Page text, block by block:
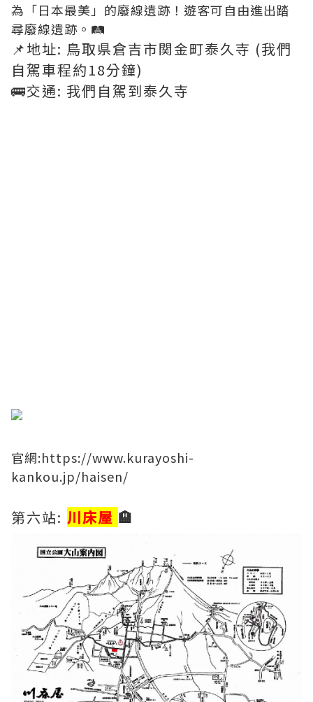
​為「日本最美」的廢線遺跡！遊客可自由進出踏
尋廢線遺跡。🛤
📌地址: 鳥取県倉吉市関金町泰久寺 (我們
自駕車程約18分鐘)
🚌交通: 我們自駕到泰久寺
​官網:https://www.kurayoshi-
kankou.jp/haisen/
第六站: 川床屋 🏨